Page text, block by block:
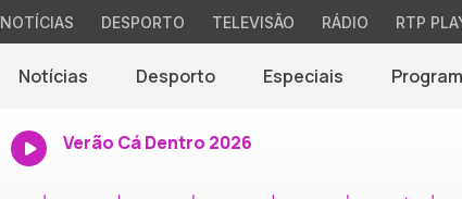
NOTÍCIAS DESPORTO TELEVISÃO RÁDIO RTP
Notícias Desporto Especiais
Verão Cá Dentro 2026